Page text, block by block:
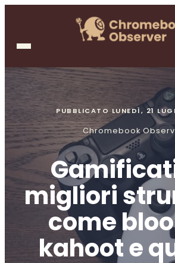
PUBBLICATO LUNEDÌ, 21
Chromebook
migliori
come
kahoot e